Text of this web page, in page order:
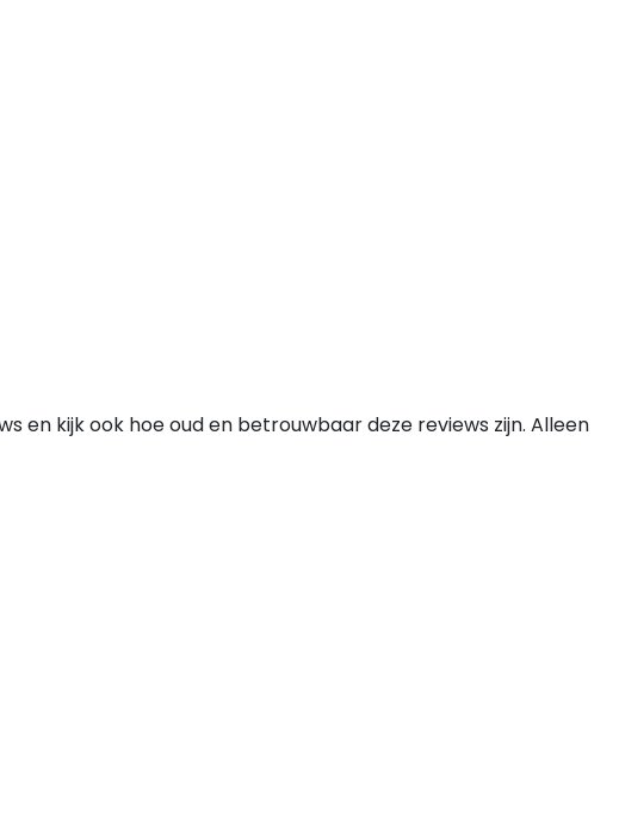
en kijk ook hoe oud en betrouwbaar deze reviews zijn. Alleen